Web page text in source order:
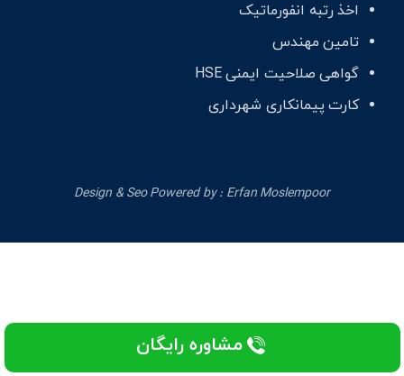
اخذ رتبه انفورماتیک
تامین مهندس
گواهی صلاحیت ایمنی HSE
کارت پیمانکاری شهرداری
Design & Seo Powered by : Erfan Moslempoor
مشاوره رایگان